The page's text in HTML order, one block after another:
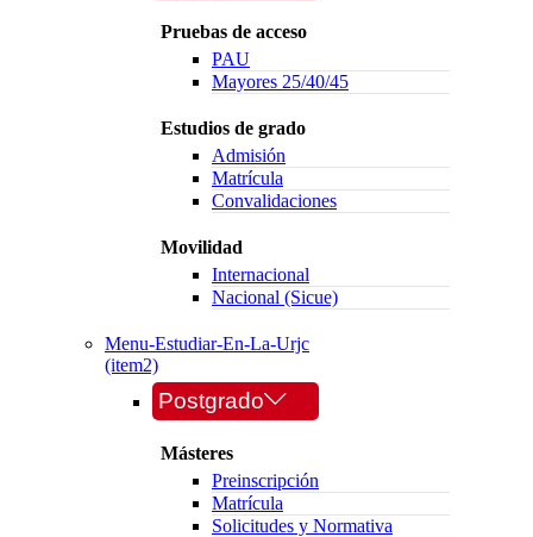
Pruebas de acceso
PAU
Mayores 25/40/45
Estudios de grado
Admisión
Matrícula
Convalidaciones
Movilidad
Internacional
Nacional (Sicue)
Menu-Estudiar-En-La-Urjc
(item2)
Postgrado
Másteres
Preinscripción
Matrícula
Solicitudes y Normativa